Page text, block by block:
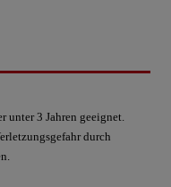
unter 3 Jahren geeignet.
durch